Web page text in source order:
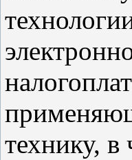
технику,